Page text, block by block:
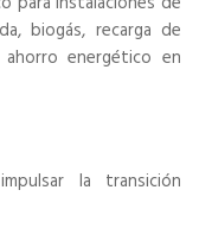
biogás, recarga de
energético en
la transición